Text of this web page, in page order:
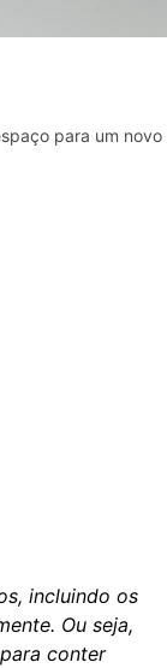
para um
incluindo os
Ou seja,
conter